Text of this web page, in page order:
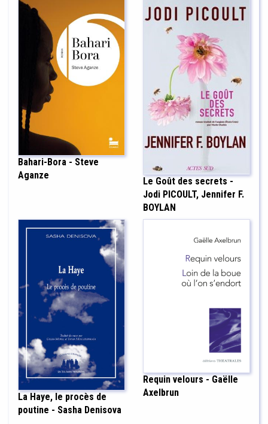
Bahari-Bora - Steve
Aganze
Le Goût des secrets -
Jodi PICOULT, Jennifer F.
BOYLAN
La Haye, le procès de
poutine - Sasha Denisova
Requin velours - Gaëlle
Axelbrun